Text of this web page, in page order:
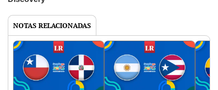
NOTAS RELACIONADAS